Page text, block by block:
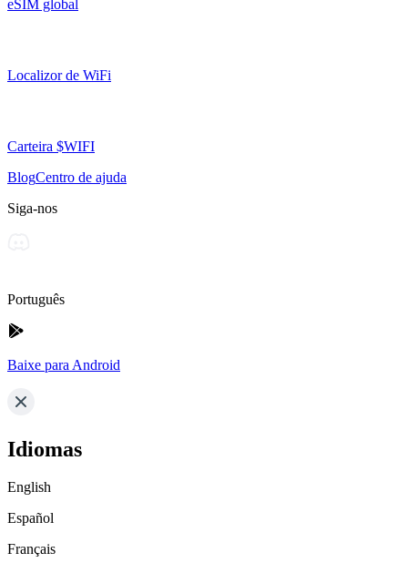
eSIM global
Localizor de WiFi
Carteira $WIFI
BlogCentro de ajuda
Siga-nos
Português
Baixe para Android
Idiomas
English
Español
Français